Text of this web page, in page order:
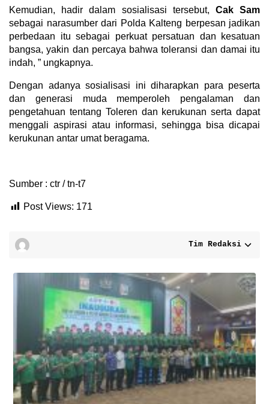
Kemudian, hadir dalam sosialisasi tersebut, Cak Sam
sebagai narasumber dari Polda Kalteng berpesan jadikan
perbedaan itu sebagai perkuat persatuan dan kesatuan
bangsa, yakin dan percaya bahwa toleransi dan damai itu
indah, ” ungkapnya.
Dengan adanya sosialisasi ini diharapkan para peserta
dan generasi muda memperoleh pengalaman dan
pengetahuan tentang Toleren dan kerukunan serta dapat
menggali aspirasi atau informasi, sehingga bisa dicapai
kerukunan antar umat beragama.
Sumber : ctr / tn-t7
Post Views: 171
Tim Redaksi